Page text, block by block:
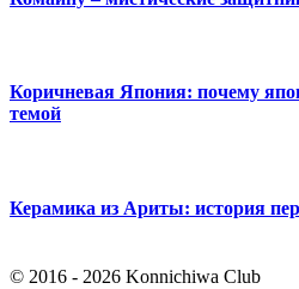
Коричневая Япония: почему
темой
Керамика из Ариты: история
© 2016 - 2026 Konnichiwa Club